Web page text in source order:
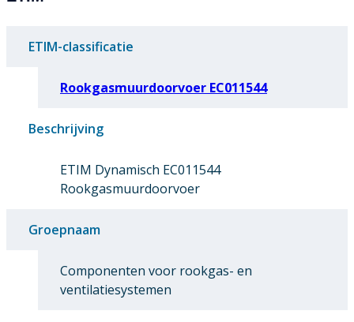
ETIM-classificatie
Rookgasmuurdoorvoer EC011544
Beschrijving
ETIM Dynamisch EC011544
Rookgasmuurdoorvoer
Groepnaam
Componenten voor rookgas- en
ventilatiesystemen